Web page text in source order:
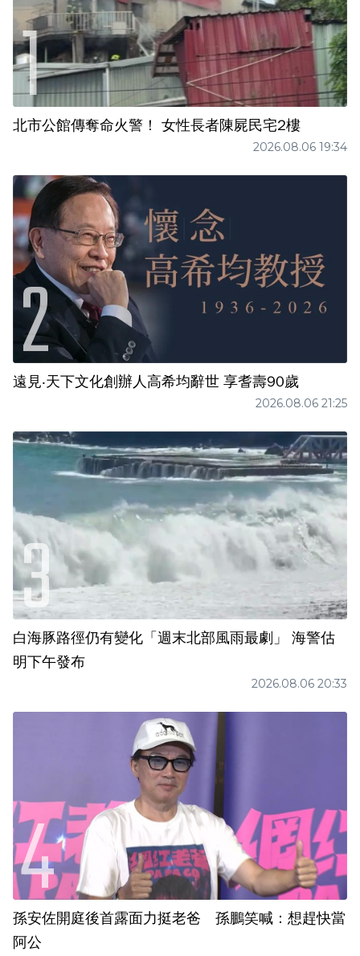
北市公館傳奪命火警！ 女性長者陳屍民宅2樓
2026.08.06 19:34
遠見‧天下文化創辦人高希均辭世 享耆壽90歲
2026.08.06 21:25
白海豚路徑仍有變化「週末北部風雨最劇」 海警估
明下午發布
2026.08.06 20:33
孫安佐開庭後首露面力挺老爸 孫鵬笑喊：想趕快當
阿公